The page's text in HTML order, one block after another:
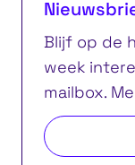
Blijf op de
week
mailbox.